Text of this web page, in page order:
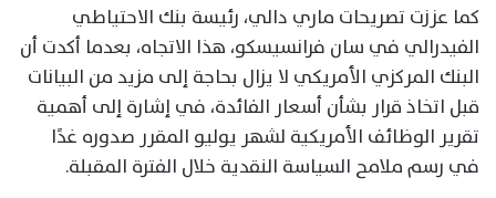
كما عززت تصريحات ماري دالي، رئيسة بنك الاحتياطي
الفيدرالي في سان فرانسيسكو، هذا الاتجاه، بعدما أكدت أن
البنك المركزي الأمريكي لا يزال بحاجة إلى مزيد من البيانات
قبل اتخاذ قرار بشأن أسعار الفائدة، في إشارة إلى أهمية
تقرير الوظائف الأمريكية لشهر يوليو المقرر صدوره غدًا
في رسم ملامح السياسة النقدية خلال الفترة المقبلة.